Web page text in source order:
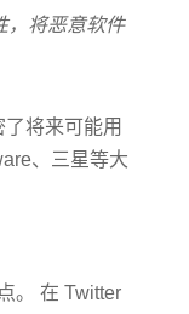
，将恶意软件
将来可能用
、三星等大
。 在 Twitter